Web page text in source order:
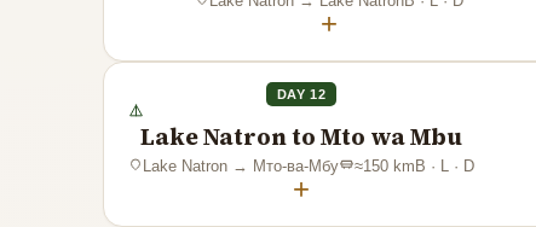
+
DAY 12
Lake Natron to Mto wa Mbu
Lake Natron → Мто-ва-Мбу ≈150 km B · L · D
+